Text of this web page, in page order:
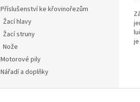
Příslušenství ke křovinořezům
Žací hlavy
Žací struny
Nože
Motorové pily
Nářadí a doplňky